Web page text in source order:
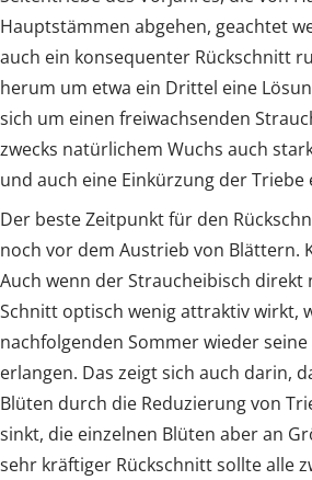
Hauptstämmen abgehen, geachtet
auch ein konsequenter Rückschnitt
herum um etwa ein Drittel eine
sich um einen freiwachsenden
zwecks natürlichem Wuchs auch
und auch eine Einkürzung der Triebe
Der beste Zeitpunkt für den
noch vor dem Austrieb von Blättern.
Auch wenn der Straucheibisch direkt
Schnitt optisch wenig attraktiv wirkt,
nachfolgenden Sommer wieder
erlangen. Das zeigt sich auch darin,
Blüten durch die Reduzierung von
sinkt, die einzelnen Blüten aber an
sehr kräftiger Rückschnitt sollte alle